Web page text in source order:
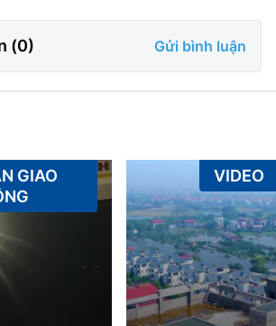
(0) Gửi bình luận
GIAO
VIDEO